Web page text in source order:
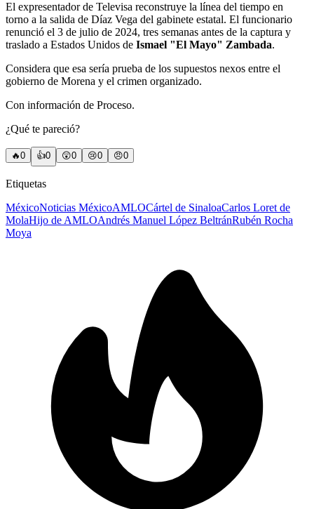
El expresentador de Televisa reconstruye la línea del tiempo en
torno a la salida de Díaz Vega del gabinete estatal. El funcionario
renunció el 3 de julio de 2024, tres semanas antes de la captura y
traslado a Estados Unidos de Ismael "El Mayo" Zambada.
Considera que esa sería prueba de los supuestos nexos entre el
gobierno de Morena y el crimen organizado.
Con información de Proceso.
¿Qué te pareció?
🔥0 👍0 😲0 😢0 😠0
Etiquetas
MéxicoNoticias MéxicoAMLOCártel de SinaloaCarlos Loret de
MolaHijo de AMLOAndrés Manuel López BeltránRubén Rocha
Moya